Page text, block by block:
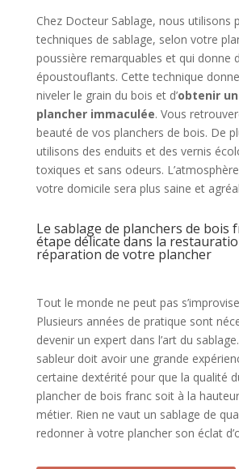
Chez Docteur Sablage, nous utilisons
techniques de sablage, selon votre
poussière remarquables et qui donne
époustouflants. Cette technique
niveler le grain du bois et d’obtenir
plancher immaculée. Vous
beauté de vos planchers de bois. De
utilisons des enduits et des vernis
toxiques et sans odeurs.
votre domicile sera plus saine et
Le sablage de planchers de bois
étape délicate dans la
réparation de votre plancher
Tout le monde ne peut pas
Plusieurs années de pratique sont
devenir un expert dans l’art du
sableur doit avoir une grande
certaine dextérité pour que la qualité
plancher de bois franc soit à la
métier. Rien ne vaut un sablage de
redonner à votre plancher son éclat